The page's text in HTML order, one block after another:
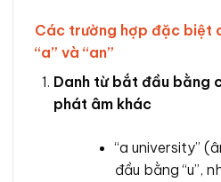
Các trường hợp đặc biệt
“a” và “an”
Danh từ bắt đầu bằng
phát âm khác
“a university”
đầu bằng “u”,